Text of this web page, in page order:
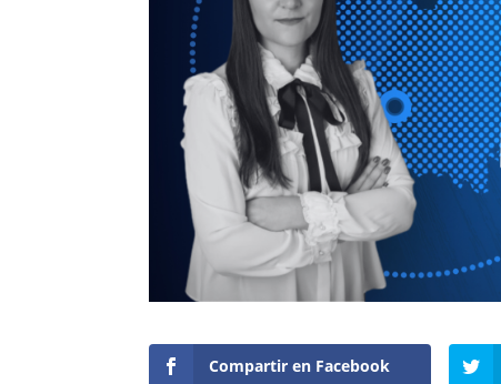
Compartir en Facebook